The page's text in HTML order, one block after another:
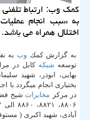
اختلال همراه می باشد.
به گزارش كمك وب به
توسعه شبكه كابل در
بهایی، ابوذر، شهید
بختیاری انجام میگردد.با
در مركز مخابرات
آبادی، شهید اكبری ( مستوفی)، ۳ متری فرزاد تا پله ششم